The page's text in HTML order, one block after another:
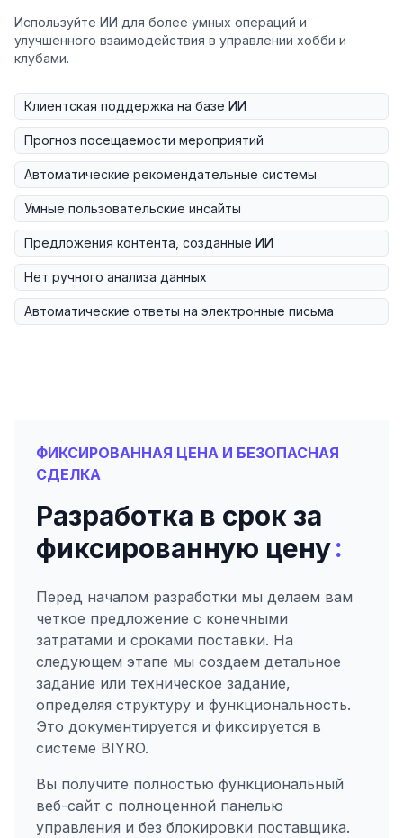
Используйте ИИ для более умных операций и
улучшенного взаимодействия в управлении хобби и
клубами.
Клиентская поддержка на базе ИИ
Прогноз посещаемости мероприятий
Автоматические рекомендательные системы
Умные пользовательские инсайты
Предложения контента, созданные ИИ
Нет ручного анализа данных
Автоматические ответы на электронные письма
ФИКСИРОВАННАЯ ЦЕНА И БЕЗОПАСНАЯ
СДЕЛКА
Разработка в срок за
фиксированную цену:
Перед началом разработки мы делаем вам
четкое предложение с конечными
затратами и сроками поставки. На
следующем этапе мы создаем детальное
задание или техническое задание,
определяя структуру и функциональность.
Это документируется и фиксируется в
системе BIYRO.
Вы получите полностью функциональный
веб-сайт с полноценной панелью
управления и без блокировки поставщика.